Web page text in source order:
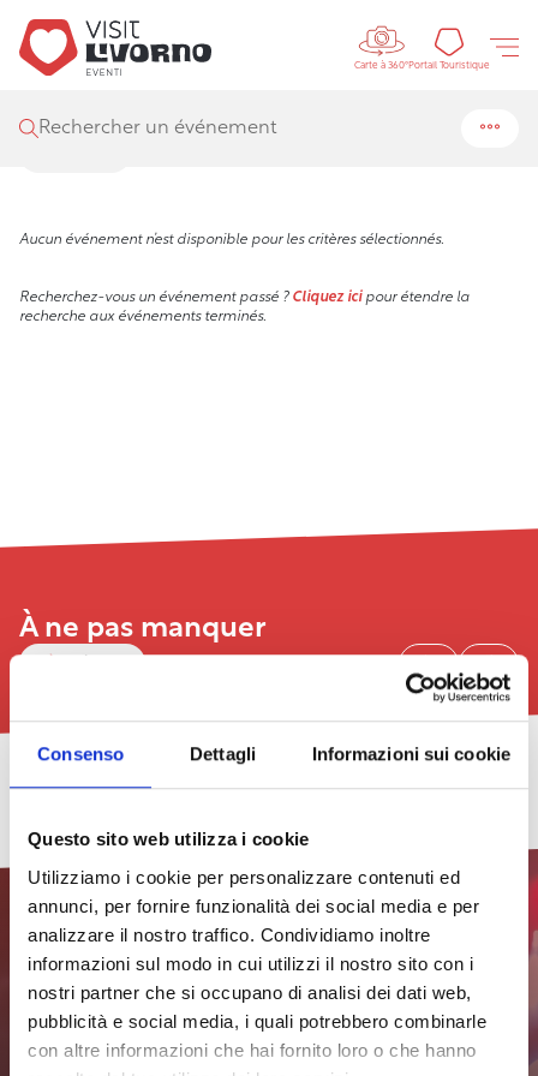
Consenso Dettagli Informazioni sui cookie
Questo sito web utilizza i cookie
Utilizziamo i cookie per personalizzare contenuti ed
annunci, per fornire funzionalità dei social media e per
analizzare il nostro traffico. Condividiamo inoltre
informazioni sul modo in cui utilizzi il nostro sito con i
nostri partner che si occupano di analisi dei dati web,
pubblicità e social media, i quali potrebbero combinarle
con altre informazioni che hai fornito loro o che hanno
Controls
Carte à 360°Portail Touristique
Rechercher un événement
Visit Livorno/Événements/Recherche
Aucun événement n’est disponible pour les critères sélectionnés.
Recherchez-vous un événement passé ? Cliquez icipour étendre la
recherche aux événements terminés.
À ne pas manquer
Légèrement
Huitième
édition
18/07/2026
voir
toutes
dates
Cacciucco
Le
programme
21/08/2026
voir
toutes
dates
Concert
exposition
de
peinture
:
Undici
Insomnia
voir
les
TheGalex
toutes
les
Effet
Venise,
édition
Salon
d’Art
de
Livourne
voir
les
dates
Venise,
Nouveau
rue
du
quartier
2026
24/07/2026
toutes
les
Inscrivez-vous à la
newsletter pour rester